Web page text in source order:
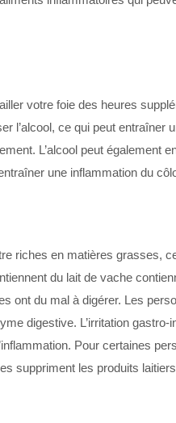
votre foie des heures
l’alcool, ce qui peut entraîner
L’alcool peut également
une inflammation du
riches en matières grasses,
du lait de vache
ont du mal à digérer. Les
digestive. L’irritation gastro-
Pour certaines
suppriment les produits